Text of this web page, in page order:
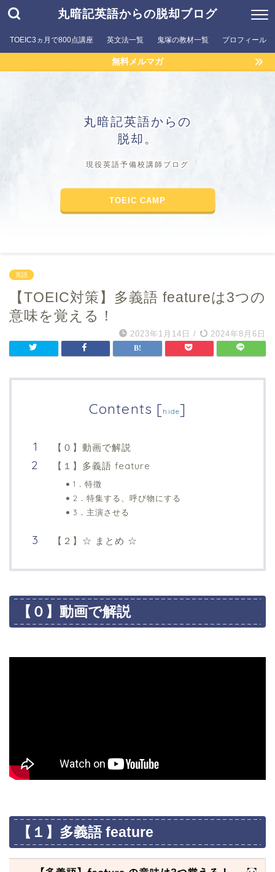
丸暗記英語からの脱却ブログ
TOEIC3ヵ月で800点講座 英文法一覧 鬼塚の教材一覧 プロフィール
無料メルマガ
丸暗記英語からの
脱却。
現役英語予備校講師ブログ
TOEIC CAMP
英語
【TOEIC対策】多義語 featureは3つの
意味を覚える！
2023年1月14日 / 2024年8月6日
Contents [hide]
【０】動画で解説
【１】多義語 feature
1．特徴
2．特集する、呼び物にする
3．主演させる
【２】☆ まとめ ☆
【０】動画で解説
【１】多義語 feature